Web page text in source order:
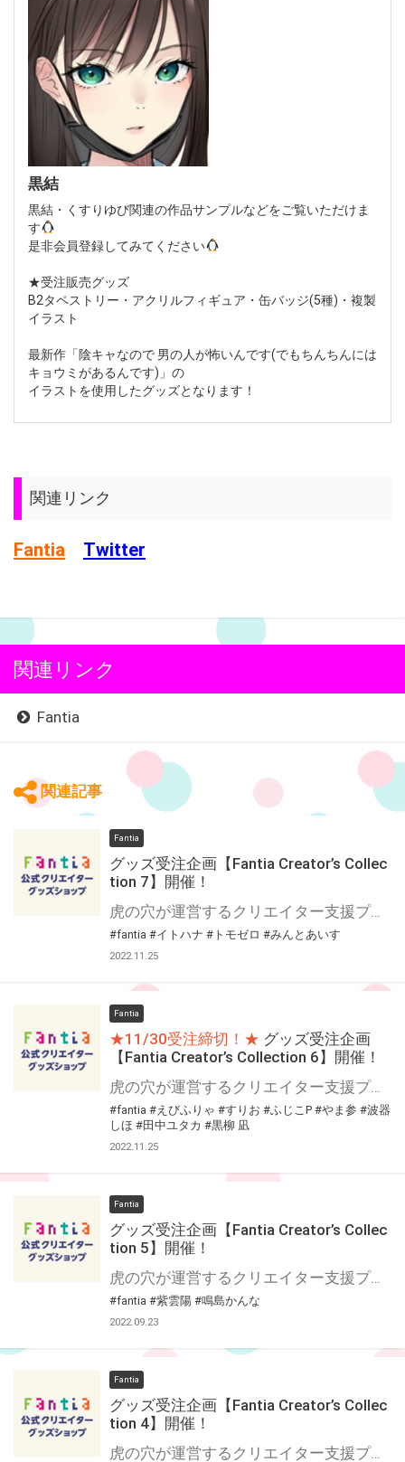
黒結
黒結・くすりゆび関連の作品サンプルなどをご覧いただけま
す
是非会員登録してみてください
★受注販売グッズ
B2タペストリー・アクリルフィギュア・缶バッジ(5種)・複製
イラスト
最新作「陰キャなので 男の人が怖いんです(でもちんちんには
キョウミがあるんです)」の
イラストを使用したグッズとなります！
関連リンク
Fantia Twitter
関連リンク
Fantia
関連記事
Fantia
グッズ受注企画【Fantia Creator’s Collec
tion 7】開催！
虎の穴が運営するクリエイター支援プラットフォーム「Fantia(ファンティア)」 Fantiaはイラスト・漫画・小説・コスプレ・音楽・映像作品など、各方面で活躍されている クリエイターの皆さまを応援する、クリエイター支援プラットフォームです。 そして、Fantiaにて活動されている注目クリエイターの作品をグッズ化する特別企画 「Fantia Creator’s Collection」7回目を開催いたします！ 今回は3名のクリエイターをピックアップ！Fantia公式ショップにて期間限定で受注販売を行います！ 期間限定の受注グッズとなっておりますので、この機会をお見逃しなく是非お求め下さい！！
#fantia #イトハナ #トモゼロ #みんとあいす
2022.11.25
Fantia
★11/30受注締切！★ グッズ受注企画
【Fantia Creator’s Collection 6】開催！
虎の穴が運営するクリエイター支援プラットフォーム「Fantia(ファンティア)」 Fantiaはイラスト・漫画・小説・コスプレ・音楽・映像作品など、各方面で活躍されている クリエイターの皆さまを応援する、クリエイター支援プラットフォームです。 そして、Fantiaにて活動されている注目クリエイターの作品をグッズ化する特別企画 「Fantia Creator’s Collection」6回目を開催いたします！ 今回は7名のクリエイターをピックアップ！「とらのあな通信販売」にて期間限定で受注販売を行います！ 期間限定の受注グッズとなっておりますので、この機会をお見逃しなく是非お求め下さい！！
#fantia #えびふりゃ #すりお #ふじこP #やま参 #波器
しほ #田中ユタカ #黒柳 凪
2022.11.25
Fantia
グッズ受注企画【Fantia Creator’s Collec
tion 5】開催！
虎の穴が運営するクリエイター支援プラットフォーム「Fantia(ファンティア)」 Fantiaはイラスト・漫画・小説・コスプレ・音楽・映像作品など、各方面で活躍されている クリエイターの皆さまを応援する、クリエイター支援プラットフォームです。 そして、Fantiaにて活動されている注目クリエイターの作品をグッズ化する特別企画 「Fantia Creator’s Collection」5回目を開催いたします！ 今回は3名のクリエイターをピックアップ！Fantia公式ショップにて期間限定で受注販売を行います！ 期間限定の受注グッズとなっておりますので、この機会をお見逃しなく是非お求め下さい！！
#fantia #紫雲陽 #鳴島かんな
2022.09.23
Fantia
グッズ受注企画【Fantia Creator’s Collec
tion 4】開催！
虎の穴が運営するクリエイター支援プラットフォーム「Fantia(ファンティア)」 Fantiaはイラスト・漫画・小説・コスプレ・音楽・映像作品など、各方面で活躍されている クリエイターの皆さまを応援する、クリエイター支援プラットフォームです。 そして、Fantiaにて活動されている注目クリエイターの作品をグッズ化する特別企画 「Fantia Creator’s Collection」4回目を開催いたします！ 今回は3名のクリエイターをピックアップ！Fantia公式ショップにて期間限定で受注販売を行います！ 期間限定の受注グッズとなっておりますので、この機会をお見逃しなく是非お求め下さい！！